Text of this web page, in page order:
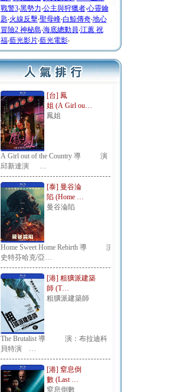
戰警3‧黑勢力‧公主與狩獵者‧心靈鑰
匙‧火線反擊‧聖母峰‧白鯨傳奇‧地心
冒險2 神秘島‧海底總動員‧江蕙 祝
福‧藍光影片‧藍光電影‧
[台] 鳳
姐 (A Girl ou…
鳳姐
A Girl out of the Country 導 演：
邱新達演 …
[泰] 曼谷淪
陷 (Home …
曼谷淪陷
Home Sweet Home Rebirth 導 演：
史特芬哈克/亞…
[港] 粗獷派建築
師 (T…
粗獷派建築師
The Brutalist 導 演：布拉迪科
貝特演 …
[港] 窒息倒
數 (Last …
窒息倒數